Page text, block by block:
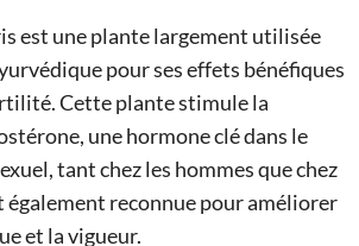
est une plante largement utilisée
pour ses effets bénéfiques
Cette plante stimule la
une hormone clé dans le
tant chez les hommes que chez
également reconnue pour améliorer
et la vigueur.